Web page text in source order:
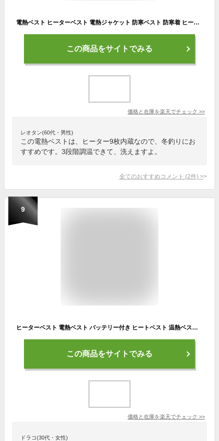
電熱ベスト ヒーターベスト 電熱ジャケット 防寒ベスト 防寒着 ヒーター9枚内蔵 3段階調温 洗える バッテリー給電 メンズ レディース ポカポカ 防寒対策 プレゼント ギフト クリスマス 送料無料
この商品をサイトでみる
価格と在庫を楽天でチェック >>
レオタン(60代・男性)
この電熱ベストは、ヒーター9枚内蔵なので、冬釣りにお
すすめです。3段階調温できて、洗えますよ。
全てのおすすめコメント (2件) >
9
ヒーターベスト 電熱ベスト バッテリー付き ヒートベスト 温熱ベスト 加熱ベスト 電熱ジャケット 防寒ベスト チョッキ 洗える レディース メンズ インナー ヒーター内蔵 モバイルバッテリー ヒーター付きベスト 電熱インナー 温度調節 おしゃれ
この商品をサイトでみる
価格と在庫を楽天でチェック >>
ドラコ(30代・女性)